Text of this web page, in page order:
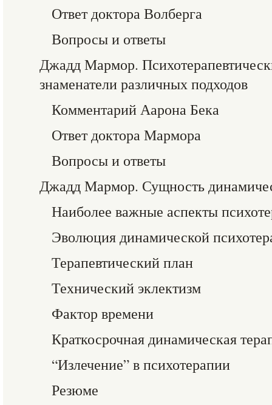
Ответ доктора Волберга
Вопросы и ответы
Джадд Мармор.
знаменатели различных подходов
Комментарий Аарона Бека
Ответ доктора Мармора
Вопросы и ответы
Джадд Мармор. Сущность
Наиболее важные аспекты
Эволюция динамической
Терапевтический план
Технический эклектизм
Фактор времени
Краткосрочная динамическая
“Излечение” в психотерапии
Резюме